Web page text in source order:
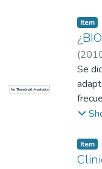
No Thumbnail Available
Item
(
Se
esa
Item